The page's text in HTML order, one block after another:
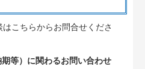
こちらからお問合せくださ
等）に関わるお問い合わせ